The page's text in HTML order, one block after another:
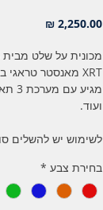
XRT מאנסטר טראגי בגודל 1/16 הנעה 4X4.
ועוד.
לשימוש יש להשלים
בחירת צבע *